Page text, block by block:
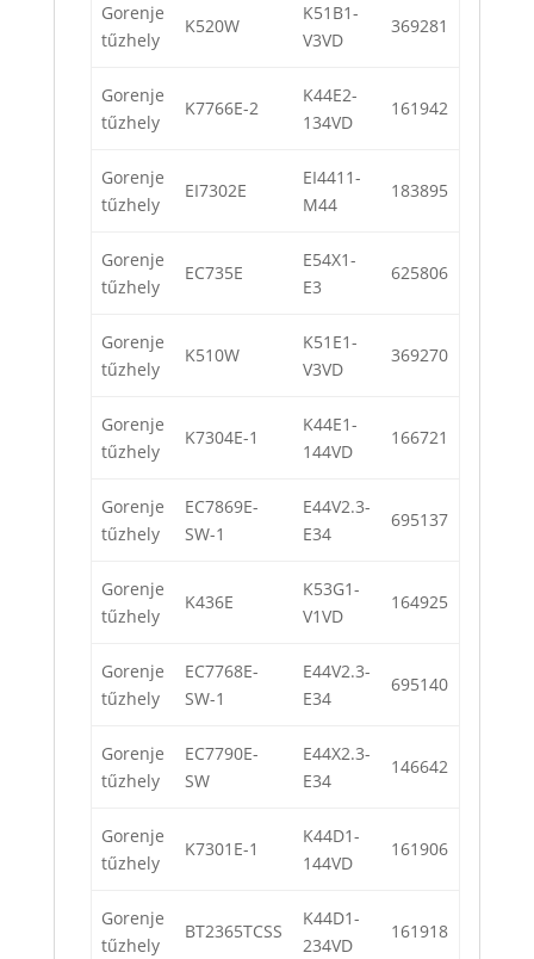
Gorenje
tűzhely
K520W
K51B1-
V3VD
369281
Gorenje
tűzhely
K7766E-2
K44E2-
134VD
161942
Gorenje
tűzhely
EI7302E
EI4411-
M44
183895
Gorenje
tűzhely
EC735E
E54X1-
E3
625806
Gorenje
tűzhely
K510W
K51E1-
V3VD
369270
Gorenje
tűzhely
K7304E-1
K44E1-
144VD
166721
Gorenje
tűzhely
EC7869E-
SW-1
E44V2.3-
E34
695137
Gorenje
tűzhely
K436E
K53G1-
V1VD
164925
Gorenje
tűzhely
EC7768E-
SW-1
E44V2.3-
E34
695140
Gorenje
tűzhely
EC7790E-
SW
E44X2.3-
E34
146642
Gorenje
tűzhely
K7301E-1
K44D1-
144VD
161906
Gorenje
tűzhely
BT2365TCSS
K44D1-
234VD
161918